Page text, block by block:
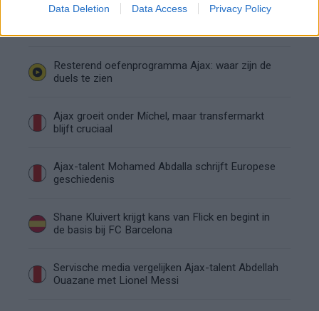
Data Deletion Data Access Privacy Policy
Marcos Leonardo laat eerste indruk achter bij
Resterend oefenprogramma Ajax: waar zijn de
duels te zien
Ajax groeit onder Míchel, maar transfermarkt
blijft cruciaal
Ajax-talent Mohamed Abdalla schrijft Europese
geschiedenis
Shane Kluivert krijgt kans van Flick en begint in
de basis bij FC Barcelona
Servische media vergelijken Ajax-talent Abdellah
Ouazane met Lionel Messi